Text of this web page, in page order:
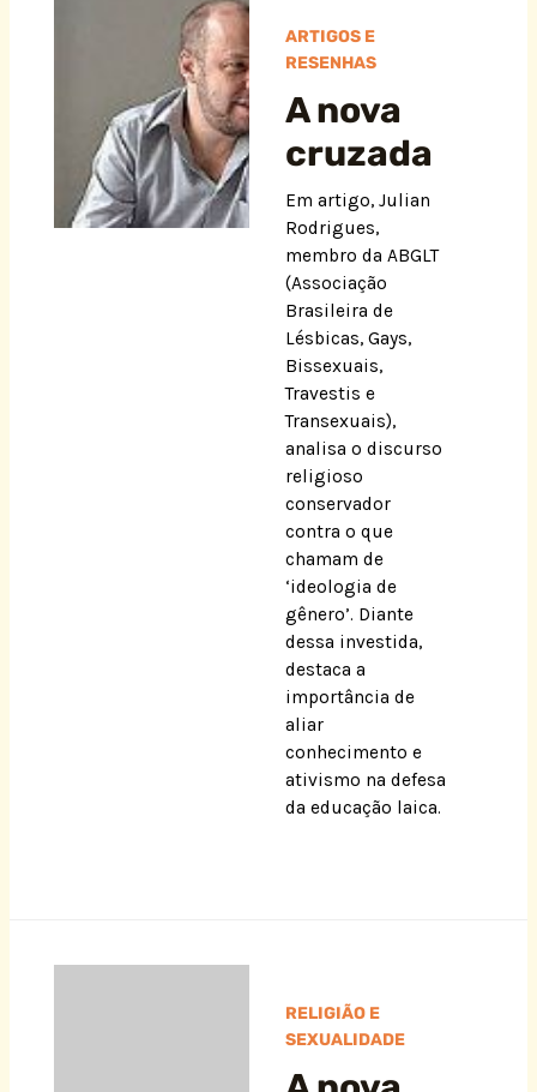
ARTIGOS E
RESENHAS
A nova
cruzada
Em artigo, Julian
Rodrigues,
membro da ABGLT
(Associação
Brasileira de
Lésbicas, Gays,
Bissexuais,
Travestis e
Transexuais),
analisa o discurso
religioso
conservador
contra o que
chamam de
‘ideologia de
gênero’. Diante
dessa investida,
destaca a
importância de
aliar
conhecimento e
ativismo na defesa
da educação laica.
RELIGIÃO E
SEXUALIDADE